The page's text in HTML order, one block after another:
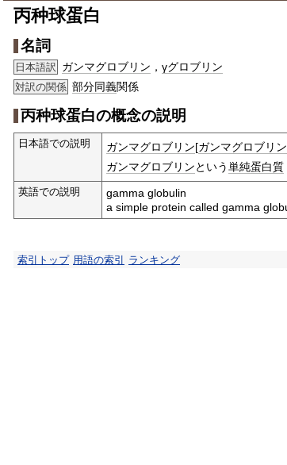
丙种球蛋白
名詞
日本語訳 ガンマグロブリン ， γグロブリン
対訳の関係 部分同義関係
丙种球蛋白の概念の説明
日本語での説明 ガンマグロブリン[ガンマグロブリン
ガンマグロブリンという単純蛋白質
英語での説明
gamma globulin
a simple protein called gamma
索引トップ 用語の索引 ランキング